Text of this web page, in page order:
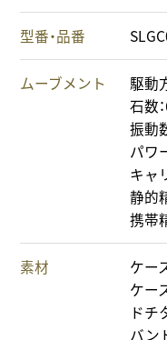
型番・品番
ムーブメント
駆動
石数
振動
パワ
キャ
静的
携帯
素材
ケー
ケー
ドチ
バン